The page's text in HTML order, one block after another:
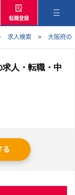
転職登録
求人検索 大阪府の
人・転職・中
る